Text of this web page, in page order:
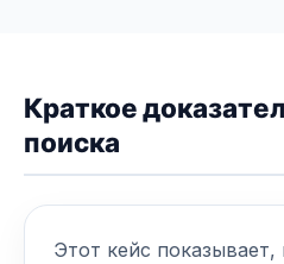
Краткое
поиска
Этот кейс показывает,